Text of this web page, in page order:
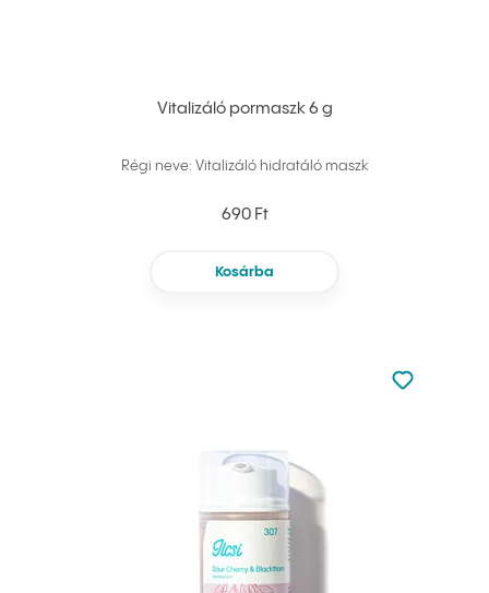
Vitalizáló pormaszk 6 g
Régi neve: Vitalizáló hidratáló maszk
690 Ft
Kosárba
Nincsen
Hozzáadás